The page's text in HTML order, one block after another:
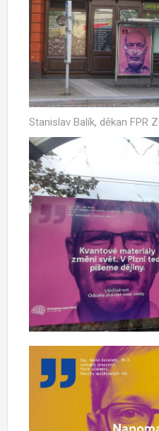
Stanislav Balík, děkan FPR